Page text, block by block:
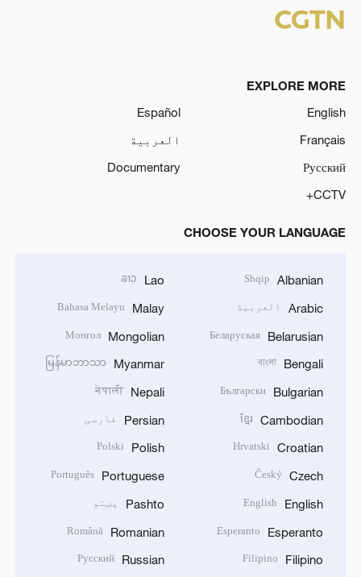
EXPLORE MORE
English
Español
Français
العربية
Русский
Documentary
CCTV+
CHOOSE YOUR LANGUAGE
Albanian
Shqip
Arabic العربية
Belarusian
Беларуская
Bengali
বাংলা
Bulgarian
Български
Cambodian
ខ្មែរ
Croatian
Hrvatski
Czech
Český
English
English
Esperanto
Esperanto
Filipino
Filipino
Lao
ລາວ
Malay
Bahasa Melayu
Mongolian
Монгол
Myanmar
မြန်မာဘာသာ
Nepali
नेपाली
Persian فارسی
Polish
Polski
Portuguese
Português
Pashto پښتو
Romanian
Română
Russian
Русский